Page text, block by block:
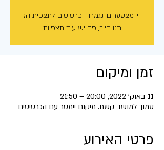
הי, מצטערים, נגמרו הכרטיסים לתצפית הזו
תנו חיוך, פה יש עוד תצפיות
זמן ומיקום
11 באוק׳ 2022, 20:00 – 21:50
סמוך למושב קשת. מיקום יימסר עם הכרטיסים
פרטי האירוע